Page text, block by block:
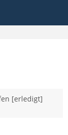
[erledigt]